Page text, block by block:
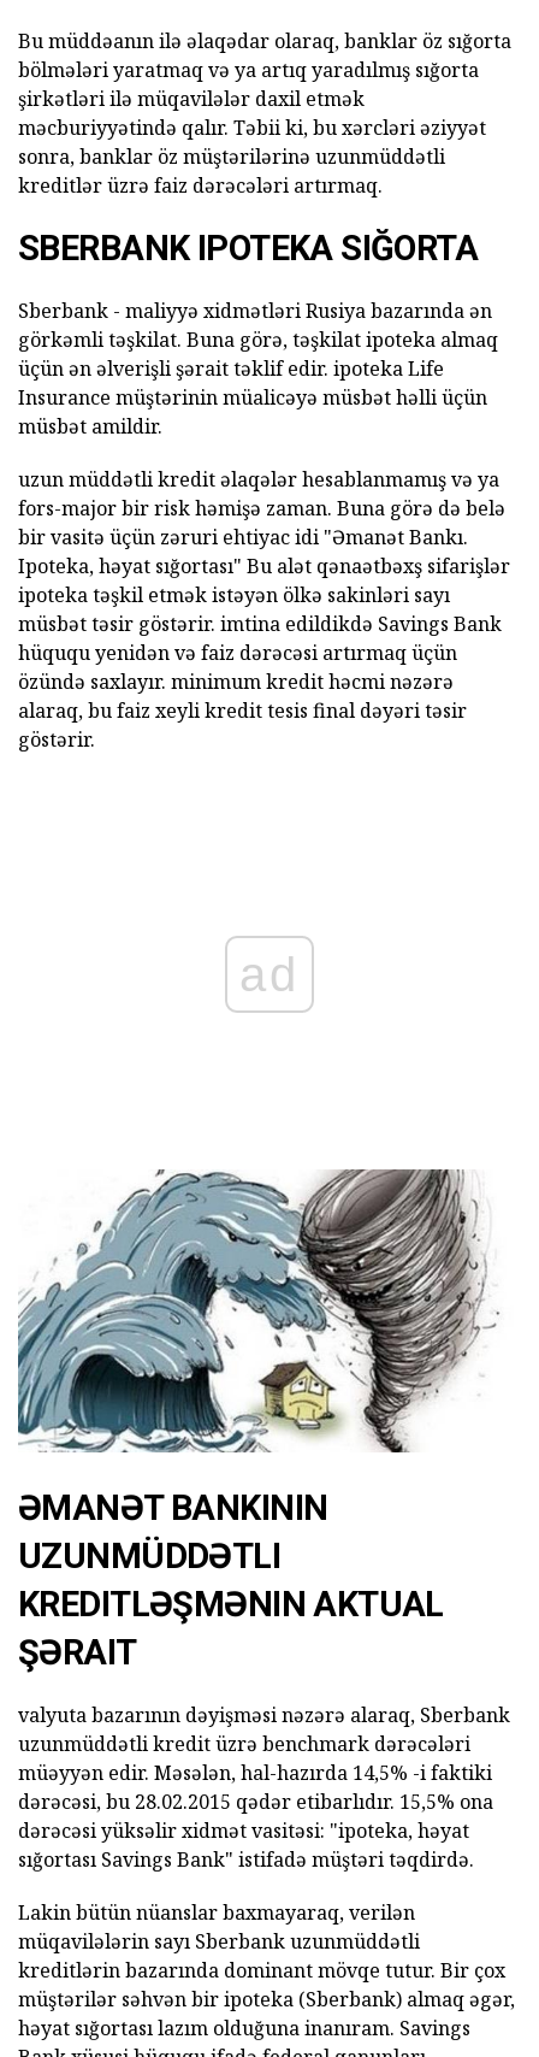
Bu müddəanın ilə əlaqədar olaraq, banklar öz sığorta
bölmələri yaratmaq və ya artıq yaradılmış sığorta
şirkətləri ilə müqavilələr daxil etmək
məcburiyyətində qalır. Təbii ki, bu xərcləri əziyyət
sonra, banklar öz müştərilərinə uzunmüddətli
kreditlər üzrə faiz dərəcələri artırmaq.
SBERBANK IPOTEKA SIĞORTA
Sberbank - maliyyə xidmətləri Rusiya bazarında ən
görkəmli təşkilat. Buna görə, təşkilat ipoteka almaq
üçün ən əlverişli şərait təklif edir. ipoteka Life
Insurance müştərinin müalicəyə müsbət həlli üçün
müsbət amildir.
uzun müddətli kredit əlaqələr hesablanmamış və ya
fors-major bir risk həmişə zaman. Buna görə də belə
bir vasitə üçün zəruri ehtiyac idi "Əmanət Bankı.
Ipoteka, həyat sığortası" Bu alət qənaətbəxş sifarişlər
ipoteka təşkil etmək istəyən ölkə sakinləri sayı
müsbət təsir göstərir. imtina edildikdə Savings Bank
hüququ yenidən və faiz dərəcəsi artırmaq üçün
özündə saxlayır. minimum kredit həcmi nəzərə
alaraq, bu faiz xeyli kredit tesis final dəyəri təsir
göstərir.
ad
ƏMANƏT BANKININ
UZUNMÜDDƏTLI
KREDITLƏŞMƏNIN AKTUAL
ŞƏRAIT
valyuta bazarının dəyişməsi nəzərə alaraq, Sberbank
uzunmüddətli kredit üzrə benchmark dərəcələri
müəyyən edir. Məsələn, hal-hazırda 14,5% -i faktiki
dərəcəsi, bu 28.02.2015 qədər etibarlıdır. 15,5% ona
dərəcəsi yüksəlir xidmət vasitəsi: "ipoteka, həyat
sığortası Savings Bank" istifadə müştəri təqdirdə.
Lakin bütün nüanslar baxmayaraq, verilən
müqavilələrin sayı Sberbank uzunmüddətli
kreditlərin bazarında dominant mövqe tutur. Bir çox
müştərilər səhvən bir ipoteka (Sberbank) almaq əgər,
həyat sığortası lazım olduğuna inanıram. Savings